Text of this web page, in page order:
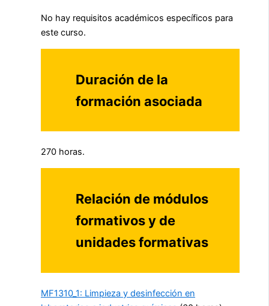
No hay requisitos académicos específicos para
este curso.
Duración de la
formación asociada
270 horas.
Relación de módulos
formativos y de
unidades formativas
MF1310_1: Limpieza y desinfección en